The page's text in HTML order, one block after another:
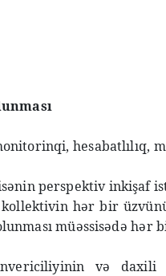
perspektiv inkişaf
hər bir
müəssisədə
və daxili